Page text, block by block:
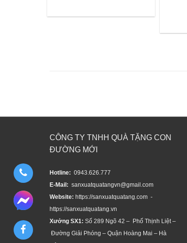
CÔNG TY TNHH QUÀ TẶNG CON
ĐƯỜNG MỚI
Hotline: 0943.626.777
E-Mail: sanxuatquatangvn@gmail.com
Website: https://sanxuatquatang.com -
https://sanxuatquatang.vn
Xưởng SX1: Số 289 Ngõ 42 – Phố Thịnh Liệt –
Đường Giải Phóng – Quận Hoàng Mai – Hà